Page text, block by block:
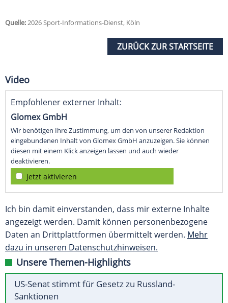
Quelle:2026 Sport-Informations-Dienst, Köln
ZURÜCK ZUR STARTSEITE
Video
Empfohlener externer Inhalt:
Glomex GmbH
Wir benötigen Ihre Zustimmung, um den von unserer Redaktion
eingebundenen Inhalt von Glomex GmbH anzuzeigen. Sie können
diesen mit einem Klick anzeigen lassen und auch wieder
deaktivieren.
jetzt aktivieren
Ich bin damit einverstanden, dass mir externe Inhalte
angezeigt werden. Damit können personenbezogene
Daten an Drittplattformen übermittelt werden. Mehr
dazu in unseren Datenschutzhinweisen.
Unsere Themen-Highlights
US-Senat stimmt für Gesetz zu Russland-
Sanktionen